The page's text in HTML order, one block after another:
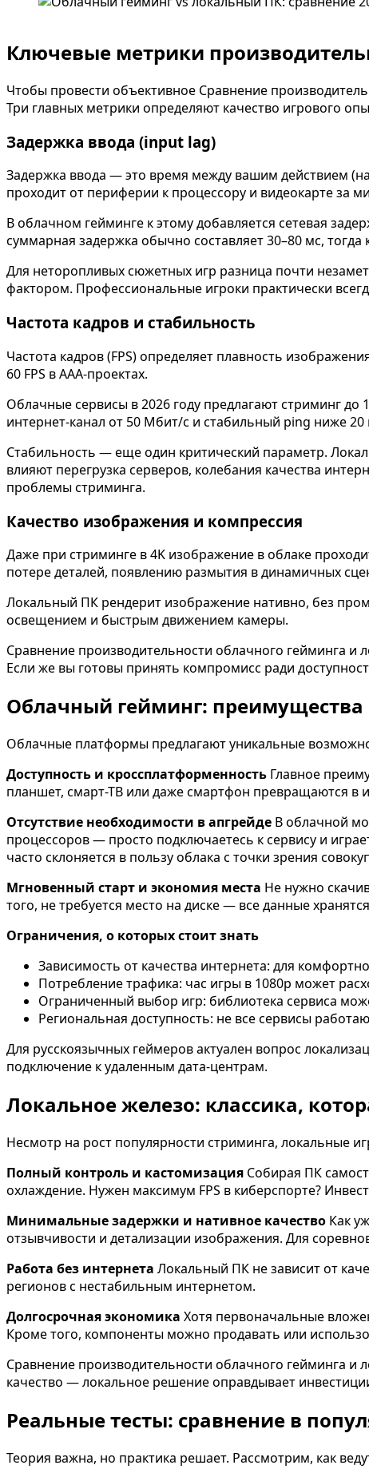
Ключевые метрики
Чтобы провести объективное Сравнение
Три главных метрики определяют качество игрового
Задержка ввода (input lag)
Задержка ввода — это время между вашим действием
проходит от периферии к процессору и видеокарте за
В облачном гейминге к этому добавляется сетевая
суммарная задержка обычно составляет 30–80 мс,
Для неторопливых сюжетных игр разница почти
фактором. Профессиональные игроки практически
Частота кадров и стабильность
Частота кадров (FPS) определяет плавность
60 FPS в AAA-проектах.
Облачные сервисы в 2026 году предлагают стриминг
интернет-канал от 50 Мбит/с и стабильный ping ниже
Стабильность — еще один критический параметр.
влияют перегрузка серверов, колебания качества
проблемы стриминга.
Качество изображения и компрессия
Даже при стриминге в 4K изображение в облаке
потере деталей, появлению размытия в динамичных
Локальный ПК рендерит изображение нативно, без
освещением и быстрым движением камеры.
Сравнение производительности облачного гейминга и
Если же вы готовы принять компромисс ради
Облачный гейминг: преимущества
Облачные платформы предлагают уникальные
Доступность и кроссплатформенность Главное
планшет, смарт-ТВ или даже смартфон превращаются в
Отсутствие необходимости в апгрейде В облачной
процессоров — просто подключаетесь к сервису и
часто склоняется в пользу облака с точки зрения
Мгновенный старт и экономия места Не нужно
того, не требуется место на диске — все данные
Ограничения, о которых стоит знать
Зависимость от качества интернета: для
Потребление трафика: час игры в 1080p может
Ограниченный выбор игр: библиотека сервиса
Региональная доступность: не все сервисы
Для русскоязычных геймеров актуален вопрос
подключение к удаленным дата-центрам.
Локальное железо: классика,
Несмотр на рост популярности стриминга, локальные
Полный контроль и кастомизация Собирая ПК
охлаждение. Нужен максимум FPS в киберспорте?
Минимальные задержки и нативное качество Как
отзывчивости и детализации изображения. Для
Работа без интернета Локальный ПК не зависит от
регионов с нестабильным интернетом.
Долгосрочная экономика Хотя первоначальные
Кроме того, компоненты можно продавать или
Сравнение производительности облачного гейминга и
качество — локальное решение оправдывает
Реальные тесты: сравнение в
Теория важна, но практика решает. Рассмотрим, как